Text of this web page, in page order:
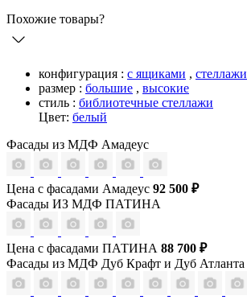
Похожие товары?
конфигурация : с ящиками , стеллажи
размер : большие , высокие
стиль : библиотечные стеллажи
Цвет: белый
Фасады из МДФ Амадеус
Цена с фасадами Амадеус 92 500 ₽
Фасады ИЗ МДФ ПАТИНА
Цена с фасадами ПАТИНА 88 700 ₽
Фасады из МДФ Дуб Крафт и Дуб Атланта